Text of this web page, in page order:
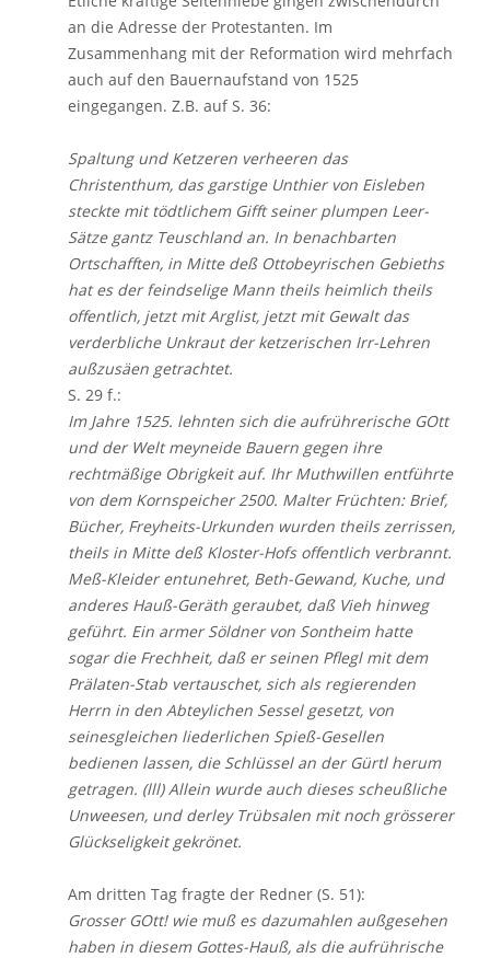
an die Adresse der Protestanten. Im
Zusammenhang mit der Reformation wird mehrfach
auch auf den Bauernaufstand von 1525
eingegangen. Z.B. auf S. 36:
Spaltung und Ketzeren verheeren das
Christenthum, das garstige Unthier von Eisleben
steckte mit tödtlichem Gifft seiner plumpen Leer-
Sätze gantz Teuschland an. In benachbarten
Ortschafften, in Mitte deß Ottobeyrischen Gebieths
hat es der feindselige Mann theils heimlich theils
offentlich, jetzt mit Arglist, jetzt mit Gewalt das
verderbliche Unkraut der ketzerischen Irr-Lehren
außzusäen getrachtet.
S. 29 f.:
Im Jahre 1525. lehnten sich die aufrührerische GOtt
und der Welt meyneide Bauern gegen ihre
rechtmäßige Obrigkeit auf. Ihr Muthwillen entführte
von dem Kornspeicher 2500. Malter Früchten: Brief,
Bücher, Freyheits-Urkunden wurden theils zerrissen,
theils in Mitte deß Kloster-Hofs offentlich verbrannt.
Meß-Kleider entunehret, Beth-Gewand, Kuche, und
anderes Hauß-Geräth geraubet, daß Vieh hinweg
geführt. Ein armer Söldner von Sontheim hatte
sogar die Frechheit, daß er seinen Pflegl mit dem
Prälaten-Stab vertauschet, sich als regierenden
Herrn in den Abteylichen Sessel gesetzt, von
seinesgleichen liederlichen Spieß-Gesellen
bedienen lassen, die Schlüssel an der Gürtl herum
getragen. (lll) Allein wurde auch dieses scheußliche
Unweesen, und derley Trübsalen mit noch grösserer
Glückseligkeit gekrönet.
Am dritten Tag fragte der Redner (S. 51):
Grosser GOtt! wie muß es dazumahlen außgesehen
haben in diesem Gottes-Hauß, als die aufrührische